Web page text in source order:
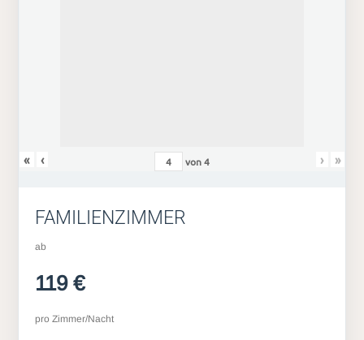
« ‹ von4 › »
FAMILIENZIMMER
ab
119 €
pro Zimmer/Nacht